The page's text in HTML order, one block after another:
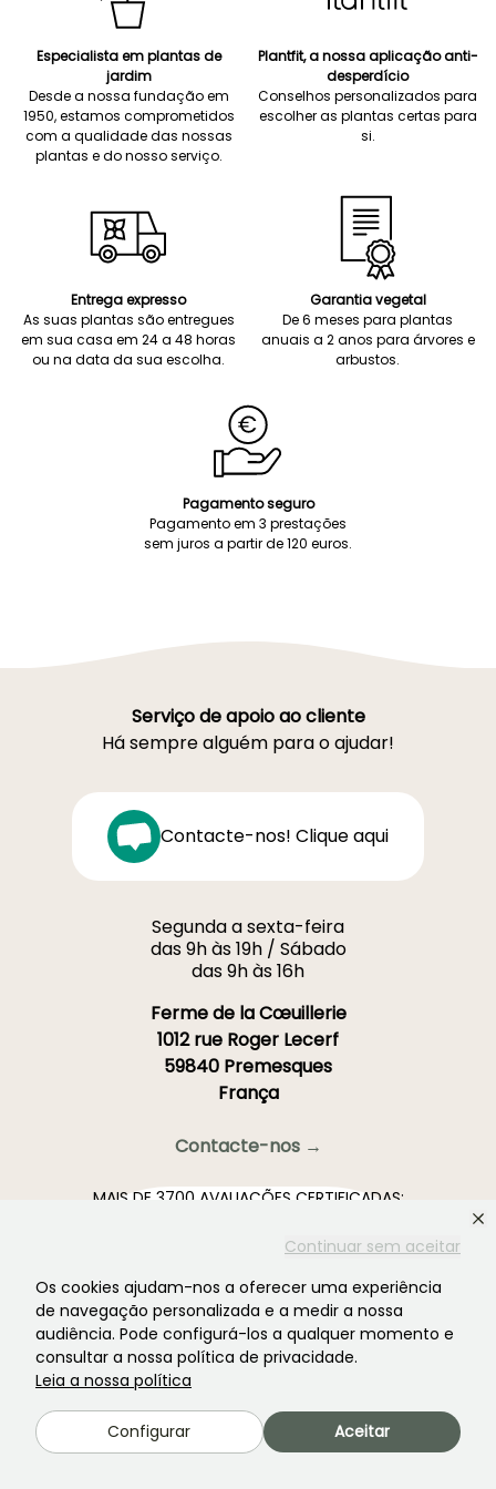
Continuar sem aceitar
Os cookies ajudam-nos a oferecer uma experiência
de navegação personalizada e a medir a nossa
audiência. Pode configurá-los a qualquer momento e
consultar a nossa política de privacidade.
Leia a nossa política
Configurar Aceitar
Especialista em plantas de
jardim
Desde a nossa fundação em
1950, estamos comprometidos
com a qualidade das nossas
plantas e do nosso serviço.
Plantfit, a nossa aplicação anti-
desperdício
Conselhos personalizados para
escolher as plantas certas para
si.
Entrega expresso
As suas plantas são entregues
em sua casa em 24 a 48 horas
ou na data da sua escolha.
Garantia vegetal
De 6 meses para plantas
anuais a 2 anos para árvores e
arbustos.
Pagamento seguro
Pagamento em 3 prestações
sem juros a partir de 120 euros.
Serviço de apoio ao cliente
Há sempre alguém para o ajudar!
Contacte-nos! Clique aqui
Segunda a sexta-feira
das 9h às 19h / Sábado
das 9h às 16h
Ferme de la Cœuillerie
1012 rue Roger Lecerf
59840 Premesques
França
Contacte-nos →
MAIS DE 3700 AVALIAÇÕES CERTIFICADAS:
4,4/5
Todas as avaliações →
A newsletter preferida dos jardins. →